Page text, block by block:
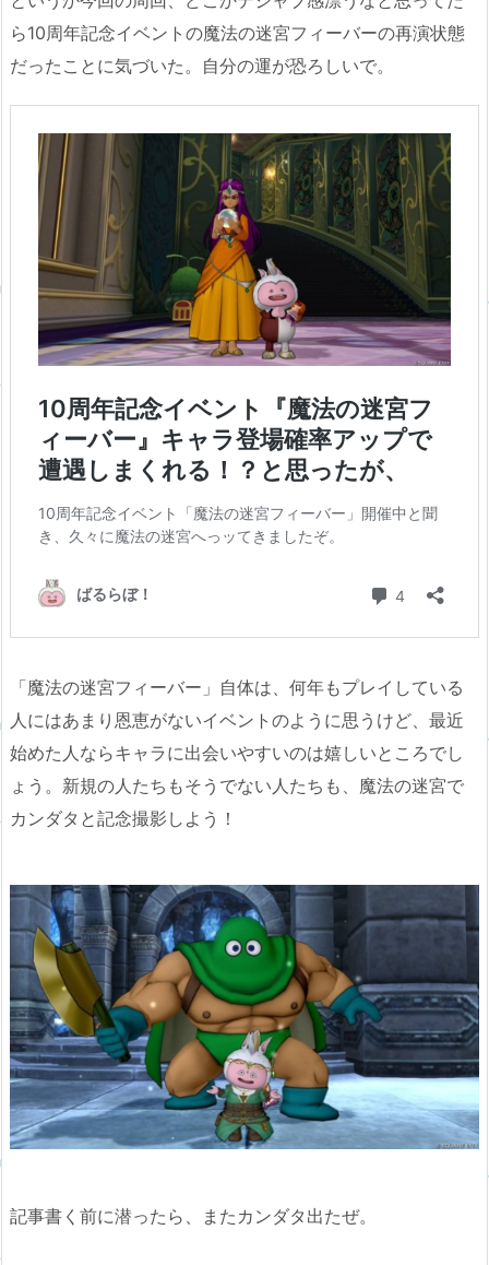
ら10周年記念イベントの魔法の迷宮フィーバーの再演状態
だったことに気づいた。自分の運が恐ろしいで。
「魔法の迷宮フィーバー」自体は、何年もプレイしている
人にはあまり恩恵がないイベントのように思うけど、最近
始めた人ならキャラに出会いやすいのは嬉しいところでし
ょう。新規の人たちもそうでない人たちも、魔法の迷宮で
カンダタと記念撮影しよう！
記事書く前に潜ったら、またカンダタ出たぜ。